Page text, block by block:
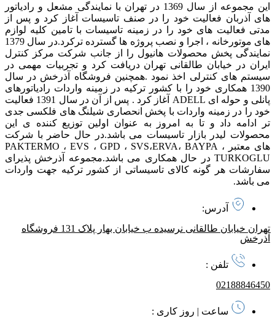
این مجموعه از سال 1369 در تهران با نمایندگی مشعل و رادیاتور
های آذربان فعالیت خود را در صنف تاسیسات آغاز کرد و پس از
مدتی فعالیت های خود را در زمینه تاسیسات با تامین کلیه لوازم
های موتورخانه ، اجرا و نصب پروژه ها گسترده ترکرد. در سال 1379
نمایندگی پخش محصولات هانیول را از جانب شرکت مرکز کنترل
ایران در خیابان طالقانی تهران دریافت کرد و تجربیات مهمی در
سیستم های کنترلی اخذ نمود . همچنین فروشگاه آذرخش در سال
1390 همکاری خود را با کشور ترکیه در زمینه واردات رادیاتورهای
پانلی و حوله ای ADELL آغاز کرد . پس از آن در سال 1391 فعالیت
خود را در زمینه واردات با پخش انحصاری شیلنگ های فلکسی جدی
تر ادامه داد و تا به امروز به عنوان اولین توزیع کننده ی این
محصولات لیدر بازار تاسیسات می باشد. در حال حاضر با شرکت
های معتبر PAKTERMO ، EVS ، GPD ، SVS،ERVA، BAYPA ،
TURKOGLU در حال همکاری می باشد. مجموعه آذرخش پذیرای
سفارشات هر گونه کالای تاسیساتی از کشور ترکیه جهت واردات
می باشد.
آدرس:
تهران خیابان طالقانی نرسیده ب خیابان بهار پلاک 131 فروشگاه
آذرخش
تلفن :
02188846450
ساعت | روز کاری :